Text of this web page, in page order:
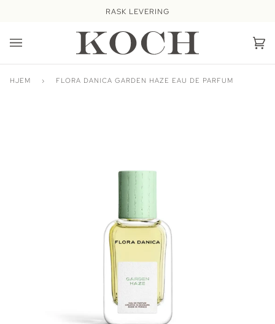
RASK LEVERING
HJEM › FLORA DANICA GARDEN HAZE EAU DE PARFUM